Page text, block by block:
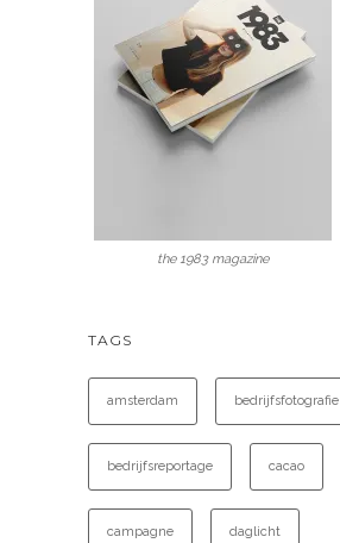
the 1983 magazine
TAGS
amsterdam bedrijfsfotografie
bedrijfsreportage cacao
campagne daglicht